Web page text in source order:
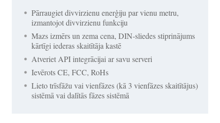
Pārraugiet divvirzienu enerģiju par vienu metru,
izmantojot divvirzienu funkciju
Mazs izmērs un zema cena, DIN-sliedes stiprinājums
kārtīgi iederas skaitītāja kastē
Atveriet API integrācijai ar savu serveri
Ievērots CE, FCC, RoHs
Lieto trīsfāžu vai vienfāzes (kā 3 vienfāzes skaitītājus)
sistēmā vai dalītās fāzes sistēmā